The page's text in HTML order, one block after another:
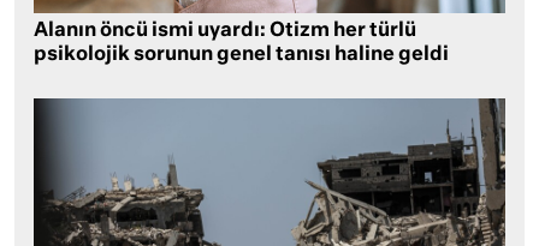
Alanın öncü ismi uyardı: Otizm her türlü
psikolojik sorunun genel tanısı haline geldi